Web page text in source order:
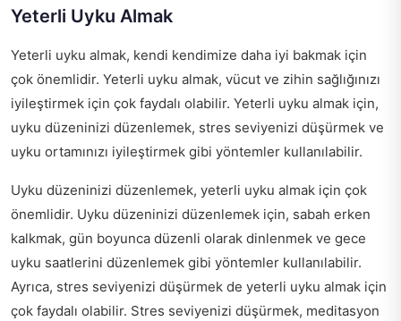
Yeterli Uyku Almak
Yeterli uyku almak, kendi kendimize daha iyi bakmak için
çok önemlidir. Yeterli uyku almak, vücut ve zihin sağlığınızı
iyileştirmek için çok faydalı olabilir. Yeterli uyku almak için,
uyku düzeninizi düzenlemek, stres seviyenizi düşürmek ve
uyku ortamınızı iyileştirmek gibi yöntemler kullanılabilir.
Uyku düzeninizi düzenlemek, yeterli uyku almak için çok
önemlidir. Uyku düzeninizi düzenlemek için, sabah erken
kalkmak, gün boyunca düzenli olarak dinlenmek ve gece
uyku saatlerini düzenlemek gibi yöntemler kullanılabilir.
Ayrıca, stres seviyenizi düşürmek de yeterli uyku almak için
çok faydalı olabilir. Stres seviyenizi düşürmek, meditasyon